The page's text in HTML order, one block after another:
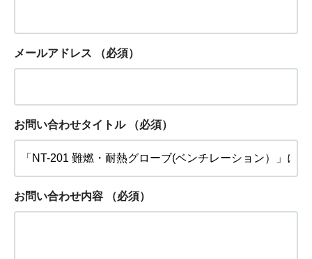
メールアドレス （必須）
お問い合わせタイトル （必須）
お問い合わせ内容 （必須）